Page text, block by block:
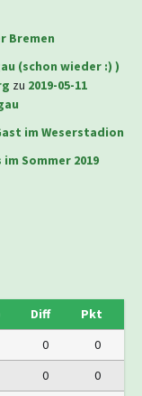
Bremen
(schon wieder :) )
zu 2019-05-11
im Weserstadion
Sommer 2019
Diff
Pkt
0
0
0
0